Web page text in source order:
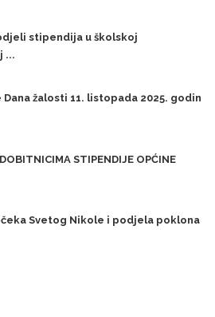
stipendija u školskoj
...
Dana žalosti 11. listopada 2025. godin
STIPENDIJE OPĆINE
Svetog Nikole i podjela poklona